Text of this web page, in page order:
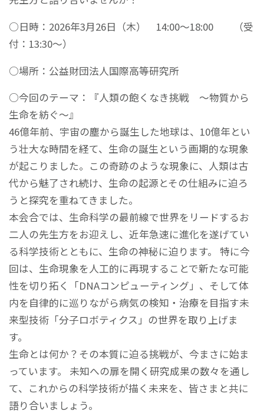
○日時：2026年3月26日（木） 14:00～18:00 （受
付：13:30～）
○場所：公益財団法人国際高等研究所
○今回のテーマ：『人類の飽くなき挑戦 ～物質から
生命を紡ぐ～』
46億年前、宇宙の塵から誕生した地球は、10億年とい
う壮大な時間を経て、生命の誕生という画期的な現象
が起こりました。この奇跡のような現象に、人類は古
代から魅了され続け、生命の起源とその仕組みに迫ろ
うと探究を重ねてきました。
本会合では、生命科学の最前線で世界をリードするお
二人の先生方をお迎えし、近年急速に進化を遂げてい
る科学技術とともに、生命の神秘に迫ります。 特に今
回は、生命現象を人工的に再現することで新たな可能
性を切り拓く「DNAコンピューティング」、そして体
内を自律的に巡りながら病気の検知・治療を目指す未
来型技術「分子ロボティクス」の世界を取り上げま
す。
生命とは何か？その本質に迫る挑戦が、今まさに始ま
っています。 未知への扉を開く研究成果の数々を通し
て、これからの科学技術が描く未来を、皆さまと共に
語り合いましょう。